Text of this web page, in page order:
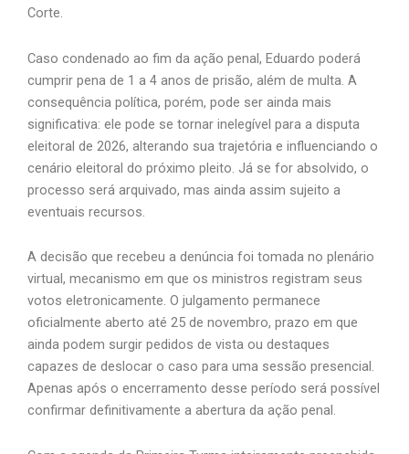
Corte.
Caso condenado ao fim da ação penal, Eduardo poderá
cumprir pena de 1 a 4 anos de prisão, além de multa. A
consequência política, porém, pode ser ainda mais
significativa: ele pode se tornar inelegível para a disputa
eleitoral de 2026, alterando sua trajetória e influenciando o
cenário eleitoral do próximo pleito. Já se for absolvido, o
processo será arquivado, mas ainda assim sujeito a
eventuais recursos.
A decisão que recebeu a denúncia foi tomada no plenário
virtual, mecanismo em que os ministros registram seus
votos eletronicamente. O julgamento permanece
oficialmente aberto até 25 de novembro, prazo em que
ainda podem surgir pedidos de vista ou destaques
capazes de deslocar o caso para uma sessão presencial.
Apenas após o encerramento desse período será possível
confirmar definitivamente a abertura da ação penal.